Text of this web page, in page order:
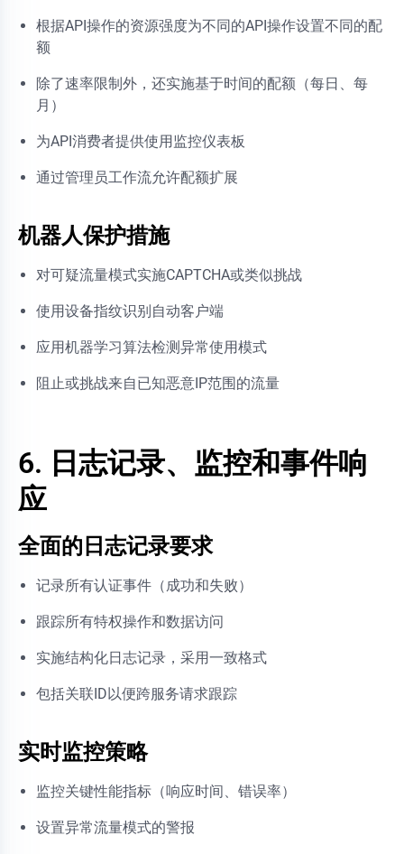
根据API操作的资源强度为不同的API操作设置不同的配
额
除了速率限制外，还实施基于时间的配额（每日、每
月）
为API消费者提供使用监控仪表板
通过管理员工作流允许配额扩展
机器人保护措施
对可疑流量模式实施CAPTCHA或类似挑战
使用设备指纹识别自动客户端
应用机器学习算法检测异常使用模式
阻止或挑战来自已知恶意IP范围的流量
6. 日志记录、监控和事件响
应
全面的日志记录要求
记录所有认证事件（成功和失败）
跟踪所有特权操作和数据访问
实施结构化日志记录，采用一致格式
包括关联ID以便跨服务请求跟踪
实时监控策略
监控关键性能指标（响应时间、错误率）
设置异常流量模式的警报